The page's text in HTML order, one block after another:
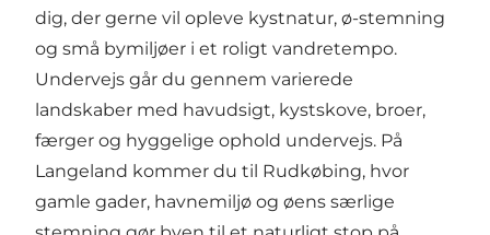
dig, der gerne vil opleve kystnatur, ø-stemning
og små bymiljøer i et roligt vandretempo.
Undervejs går du gennem varierede
landskaber med havudsigt, kystskove, broer,
færger og hyggelige ophold undervejs. På
Langeland kommer du til Rudkøbing, hvor
gamle gader, havnemiljø og øens særlige